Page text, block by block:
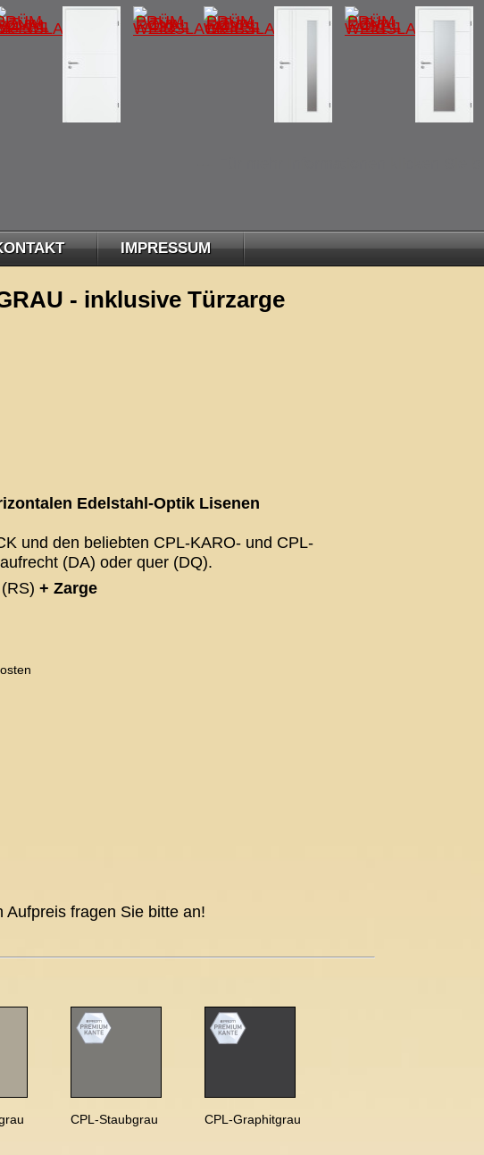
IMPRESSUM
- inklusive Türzarge
Edelstahl-Optik Lisenen
und den beliebten CPL-KARO- und CPL-
(DA) oder quer (DQ).
+ Zarge
Aufpreis fragen Sie bitte an!
CPL-Staubgrau CPL-Graphitgrau